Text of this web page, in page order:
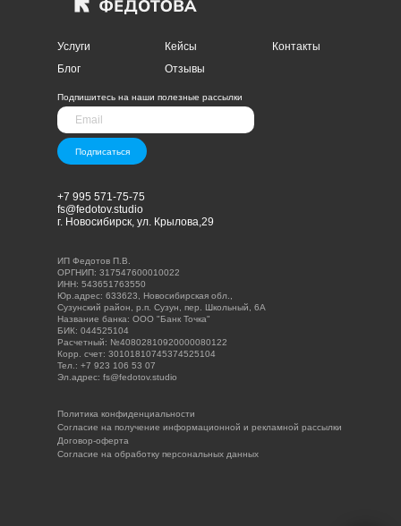
Политика конфиденциальности
Договор-оферта
Согласие на обработку персональных данных
Согласие на получение информационной и рекламной рассылки
Услуги Кейсы
+7 995 571-75-75
fs@fedotov.studio
г. Новосибирск, ул. Крылова,29
Отзывы
Блог
Контакты
ИП Федотов П.В.
ОРГНИП: 317547600010022
ИНН: 543651763550
Юр.адрес: 633623, Новосибирская обл.,
Сузунский район, р.п. Сузун, пер. Школьный, 6А
Название банка: ООО "Банк Точка"
БИК: 044525104
Расчетный: №40802810920000080122
Корр. счет: 30101810745374525104
Тел.: +7 923 106 53 07
Эл.адрес: fs@fedotov.studio
Подпишитесь на наши полезные рассылки
Подписаться